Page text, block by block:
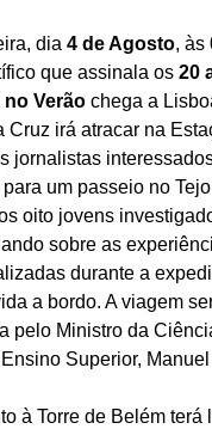
dia 4 de Agosto, às
que assinala os 20
Verão chega a
Cruz irá atracar na
jornalistas
um passeio no
oito jovens
sobre as
durante a
a bordo. A viagem
pelo Ministro da
Superior, Manuel
à Torre de Belém terá